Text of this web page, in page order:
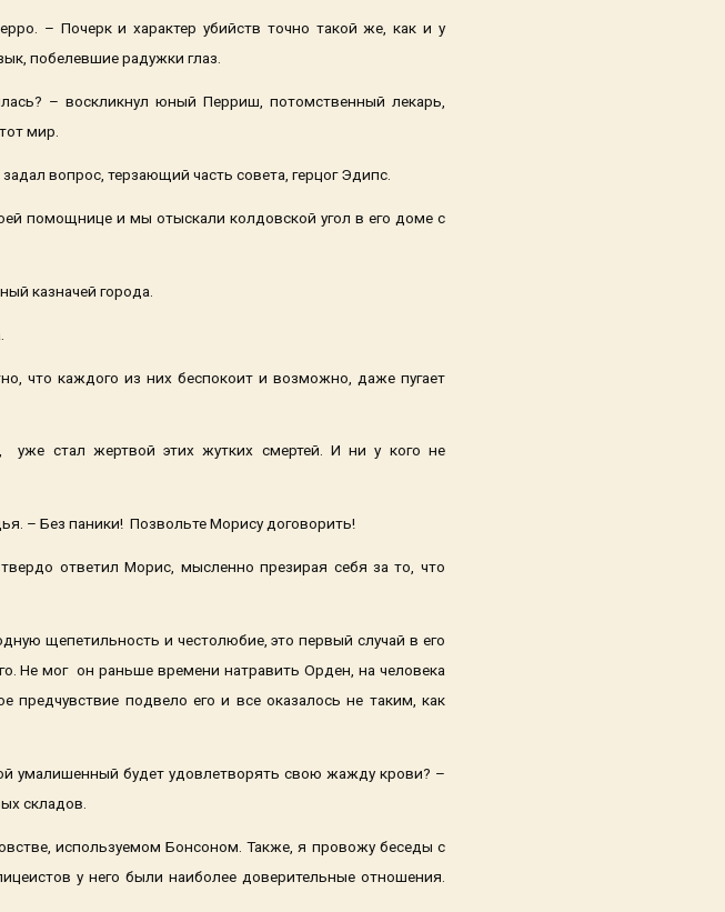
– Почерк и характер убийств точно такой же, как и у
побелевшие радужки глаз.
– воскликнул юный Перриш, потомственный лекарь,
мир.
вопрос, терзающий часть совета, герцог Эдипс.
помощнице и мы отыскали колдовской угол в его доме с
казначей города.
что каждого из них беспокоит и возможно, даже пугает
уже стал жертвой этих жутких смертей. И ни у кого не
– Без паники! Позвольте Морису договорить!
ответил Морис, мысленно презирая себя за то, что
щепетильность и честолюбие, это первый случай в его
Не мог он раньше времени натравить Орден, на человека
предчувствие подвело его и все оказалось не таким, как
умалишенный будет удовлетворять свою жажду крови? –
складов.
используемом Бонсоном. Также, я провожу беседы с
у него были наиболее доверительные отношения.